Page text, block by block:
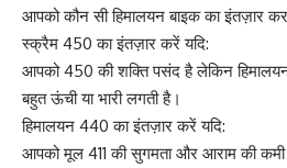
आपको कौन सी हिमालयन बाइक का इंतज़ार
स्क्रैम 450 का इंतज़ार करें यदि:
आपको 450 की शक्ति पसंद है लेकिन
बहुत ऊंची या भारी लगती है।
हिमालयन 440 का इंतज़ार करें यदि:
आपको मूल 411 की सुगमता और आराम की